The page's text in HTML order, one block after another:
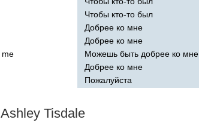
me
Чтобы кто-то был
Добрее ко мне
Добрее ко мне
Можешь быть добрее ко мне
Добрее ко мне
Пожалуйста
Ashley Tisdale